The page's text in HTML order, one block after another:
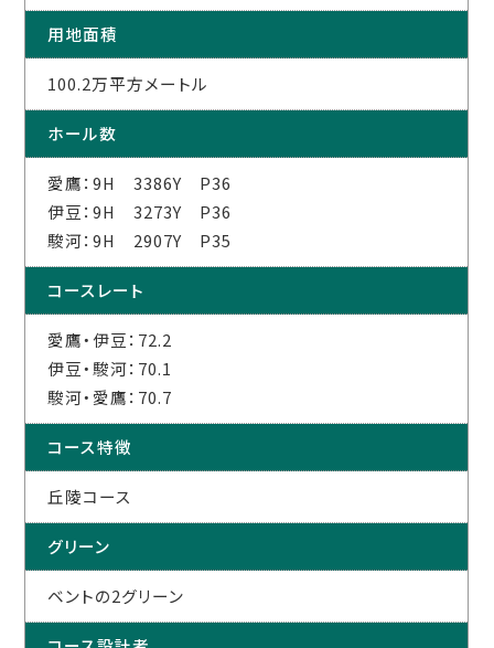
用地面積
100.2万平方メートル
ホール数
愛鷹：9H 3386Y P36
伊豆：9H 3273Y P36
駿河：9H 2907Y P35
コースレート
愛鷹・伊豆：72.2
伊豆・駿河：70.1
駿河・愛鷹：70.7
コース特徴
丘陵コース
グリーン
ベントの2グリーン